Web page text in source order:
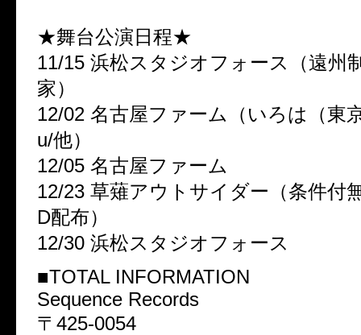
★舞台公演日程★
11/15 浜松スタジオフォース（遠州
家）
12/02 名古屋ファーム（いろは（東
u/他）
12/05 名古屋ファーム
12/23 草薙アウトサイダー（条件付
D配布）
12/30 浜松スタジオフォース
■TOTAL INFORMATION
Sequence Records
〒425-0054